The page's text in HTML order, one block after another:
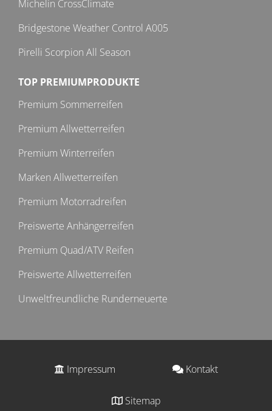
Michelin CrossClimate
Bridgestone Weather Control A005
Pirelli Scorpion All Season
TOP PREMIUMPRODUKTE
Premium Sommerreifen
Premium Allwetterreifen
Premium Winterreifen
Marken Allwetterreifen
Premium Motorradreifen
Preiswerte Anhängerreifen
Premium Quad/ATV Reifen
Preiswerte Allwetterreifen
Unweltfreundliche Runderneuerte
Impressum Kontakt
Sitemap